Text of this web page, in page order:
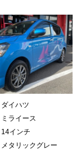
ダイハツ
ミライース
14インチ
メタリックグレー